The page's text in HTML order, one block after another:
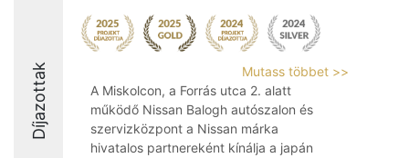
Díjazottak
Mutass többet >>
A Miskolcon, a Forrás utca 2. alatt
működő Nissan Balogh autószalon és
szervizközpont a Nissan márka
hivatalos partnereként kínálja a japán